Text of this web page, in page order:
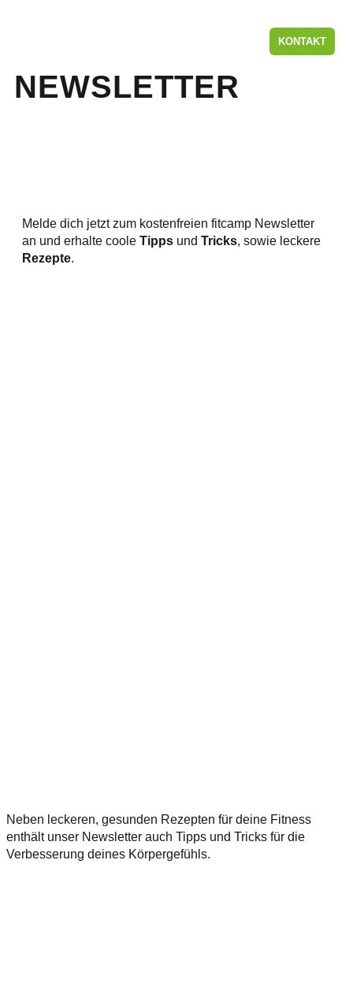
KONTAKT
NEWSLETTER
Melde dich jetzt zum kostenfreien fitcamp Newsletter
an und erhalte coole Tipps und Tricks, sowie leckere
Rezepte.
Neben leckeren, gesunden Rezepten für deine Fitness
enthält unser Newsletter auch Tipps und Tricks für die
Verbesserung deines Körpergefühls.